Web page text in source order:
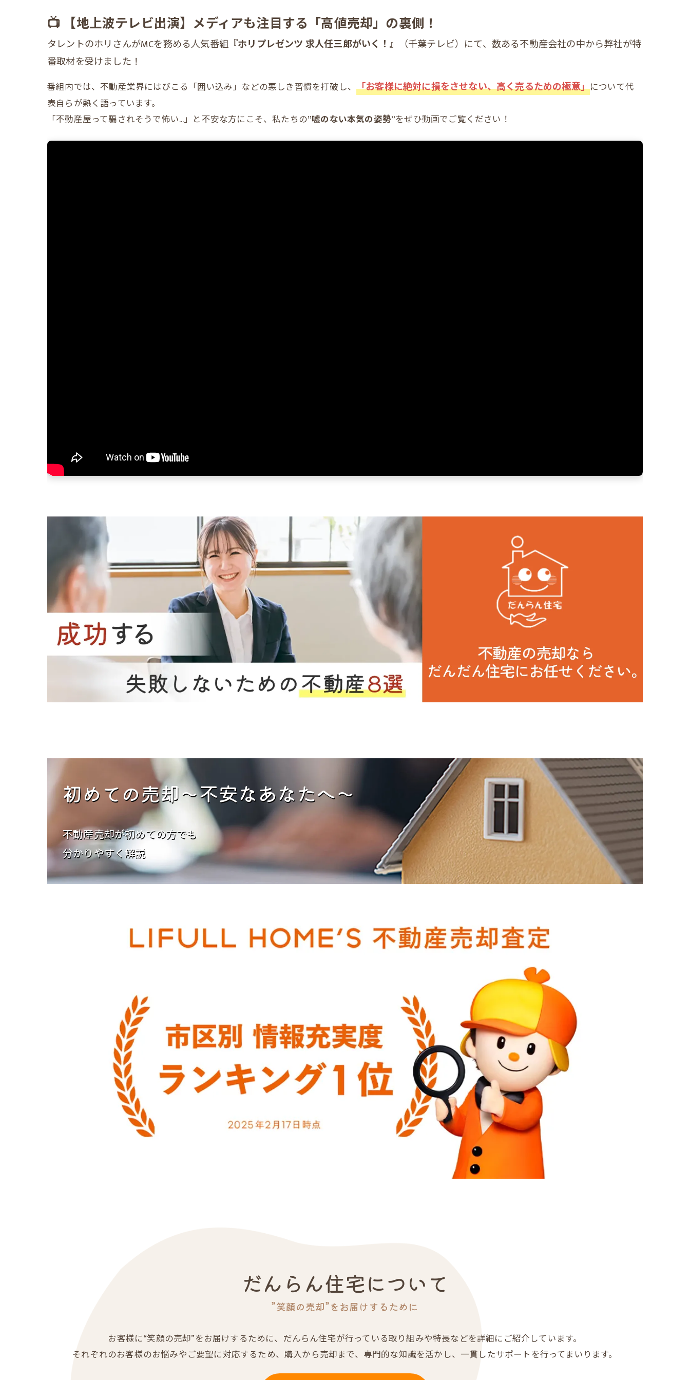
📺 【地上波テレビ出演】メディアも注目する「高値売却」の裏側！
タレントのホリさんがMCを務める人気番組 『ホリプレゼンツ 求人任三郎がいく！』
（千葉テレビ）にて、数ある不動産会社の中から弊社が特
番取材を受けました！
番組内では、不動産業界にはびこる「囲い込み」などの悪しき習慣を打破し、「お客様に絶対に損をさせない、高く売るための極意」について代
表自らが熱く語っています。
「不動産屋って騙されそうで怖い…」と不安な方にこそ、私たちの”嘘のない本気の姿勢”をぜひ動画でご覧ください！
初めての売却～不安なあなたへ～
不動産売却が初めての方でも
分かりやすく解説
”笑顔の売却”をお届けするために
だんらん住宅について
お客様に“笑顔の売却”をお届けするために、だんらん住宅が行っている取り組みや特長などを詳細にご紹介しています。
それぞれのお客様のお悩みやご要望に対応するため、購入から売却まで、専門的な知識を活かし、一貫したサポートを行ってまいります。